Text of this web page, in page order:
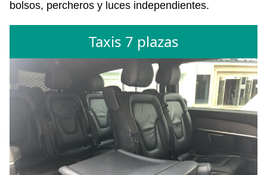
bolsos, percheros y luces independientes.
Taxis 7 plazas